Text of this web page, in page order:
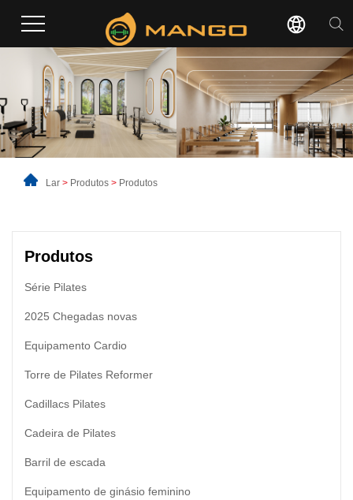
Lar > Produtos > Produtos
Produtos
Série Pilates
2025 Chegadas novas
Equipamento Cardio
Torre de Pilates Reformer
Cadillacs Pilates
Cadeira de Pilates
Barril de escada
Equipamento de ginásio feminino